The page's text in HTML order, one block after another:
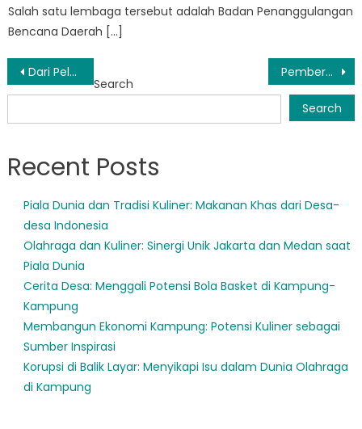
Salah satu lembaga tersebut adalah Badan Penanggulangan
Bencana Daerah […]
Post
navigation
Dari Pelatihan ke Aksi: Bagaimana BPBD Wenang Membuat Perubahan dalam Penanggulangan Bencana Pemberdayaan Masyarakat: Bagaimana BPBD Wanea Berinteraksi dengan Warga Setempat
Search
Search
Recent Posts
Piala Dunia dan Tradisi Kuliner: Makanan Khas dari Desa-
desa Indonesia
Olahraga dan Kuliner: Sinergi Unik Jakarta dan Medan saat
Piala Dunia
Cerita Desa: Menggali Potensi Bola Basket di Kampung-
Kampung
Membangun Ekonomi Kampung: Potensi Kuliner sebagai
Sumber Inspirasi
Korupsi di Balik Layar: Menyikapi Isu dalam Dunia Olahraga
di Kampung